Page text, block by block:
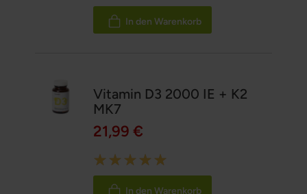
100%
In den Warenkorb
Vitamin D3 2000 IE + K2
MK7
21,99 €
Rating:
100%
In den Warenkorb